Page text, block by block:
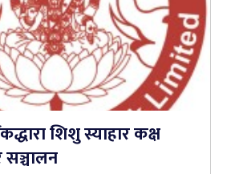
शिशु स्याहार कक्ष